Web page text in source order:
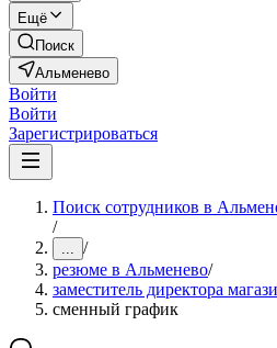
Ещё
Поиск
Альменево
Войти
Войти
Зарегистрироваться
Поиск сотрудников в
/
... /
резюме в Альменево/
заместитель директора
сменный график